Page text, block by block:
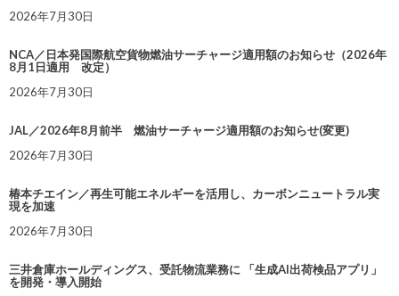
2026年7月30日
NCA／日本発国際航空貨物燃油サーチャージ適用額のお知らせ（2026年
8月1日適用 改定）
2026年7月30日
JAL／2026年8月前半 燃油サーチャージ適用額のお知らせ(変更)
2026年7月30日
椿本チエイン／再生可能エネルギーを活用し、カーボンニュートラル実
現を加速
2026年7月30日
三井倉庫ホールディングス、受託物流業務に 「生成AI出荷検品アプリ」
を開発・導入開始